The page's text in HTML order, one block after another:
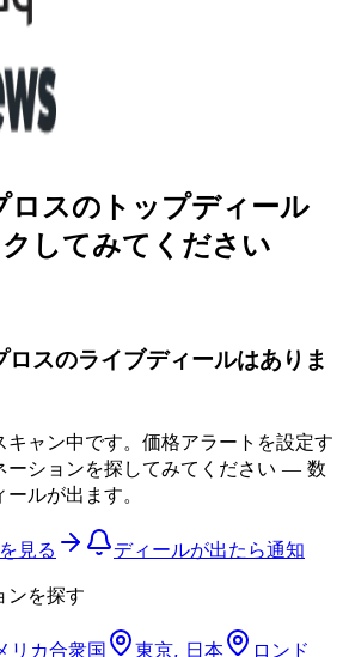
ロスのトップディール
してみてください
ロスのライブディールはありま
キャン中です。価格アラートを設定す
ーションを探してみてください ― 数
ルが出ます。
見る
ディールが出たら通知
ンを探す
リカ合衆国 東京, 日本
ロンド